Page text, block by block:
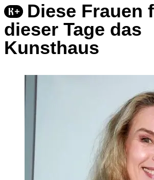
Diese Frauen
dieser Tage das
Kunsthaus